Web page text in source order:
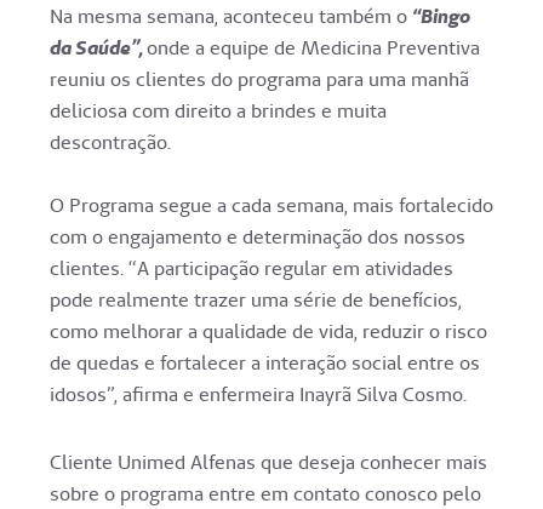
Na mesma semana, aconteceu também o “Bingo
da Saúde”,onde a equipe de Medicina Preventiva
reuniu os clientes do programa para uma manhã
deliciosa com direito a brindes e muita
descontração.
O Programa segue a cada semana, mais fortalecido
com o engajamento e determinação dos nossos
clientes. “A participação regular em atividades
pode realmente trazer uma série de benefícios,
como melhorar a qualidade de vida, reduzir o risco
de quedas e fortalecer a interação social entre os
idosos”, afirma e enfermeira Inayrã Silva Cosmo.
Cliente Unimed Alfenas que deseja conhecer mais
sobre o programa entre em contato conosco pelo